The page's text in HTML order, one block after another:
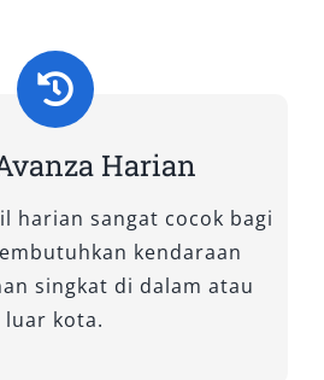
Avanza terbaik untuk
di Jayapura, Anda tentu
juga sesuai dengan
Di Salsa Wisata, kami
tipe rental mobil
siap menemani
Harian
harian sangat cocok bagi
kendaraan
singkat di dalam atau
luar kota.